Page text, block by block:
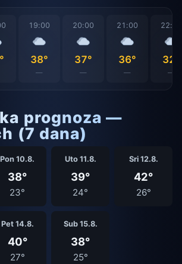
19:00
38°
—
20:00
37°
—
21:00
36°
—
22:00
32°
—
prognoza —
(7 dana)
Pon 10.8.
38°
23°
Uto 11.8.
39°
24°
Sri 12.8.
42°
26°
Pet 14.8.
40°
27°
Sub 15.8.
38°
25°